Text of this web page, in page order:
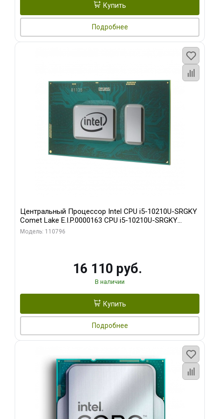
Купить
Подробнее
Центральный Процессор Intel CPU i5-10210U-SRGKY
Comet Lake E.I.P.0000163 CPU i5-10210U-SRGKY
Comet Lake 4.2/1.6GHz_4C/8T_6MB_UHD Graphics
Модель: 110796
16 110 руб.
В наличии
Купить
Подробнее